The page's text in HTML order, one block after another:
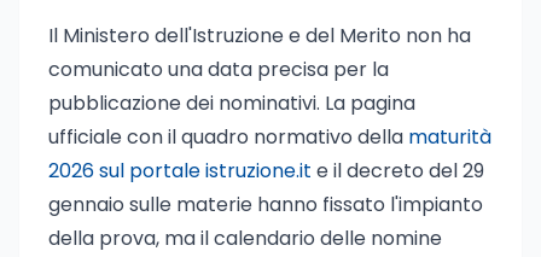
Il Ministero dell'Istruzione e del Merito non ha
comunicato una data precisa per la
pubblicazione dei nominativi. La pagina
ufficiale con il quadro normativo della maturità
2026 sul portale istruzione.it e il decreto del 29
gennaio sulle materie hanno fissato l'impianto
della prova, ma il calendario delle nomine